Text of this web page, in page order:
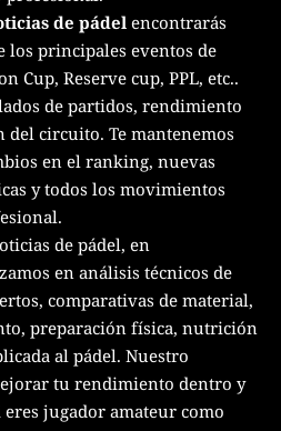
de pádel encontrarás
los principales eventos de
Cup, Reserve cup, PPL, etc..
de partidos, rendimiento
del circuito. Te mantenemos
en el ranking, nuevas
y todos los movimientos
de pádel, en
en análisis técnicos de
comparativas de material,
preparación física, nutrición
al pádel. Nuestro
tu rendimiento dentro y
jugador amateur como